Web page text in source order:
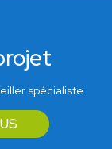
spécialiste.